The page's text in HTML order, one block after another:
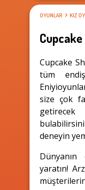
OYUNLAR KIZ
Cupcake
tüm
size çok
getirecek
deneyin
yaratın!